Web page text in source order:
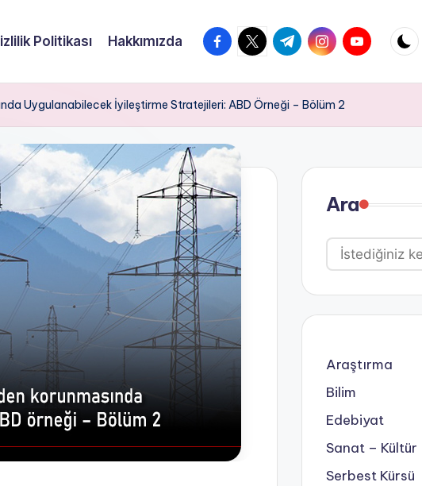
Politikası Hakkımızda facebook.com
twitter.com
t.me instagram.com
youtube.com
Uygulanabilecek İyileştirme Stratejileri: ABD Örneği – Bölüm 2
Ara
Araştırma
Bilim
Edebiyat
Sanat – Kültür
Serbest Kürsü